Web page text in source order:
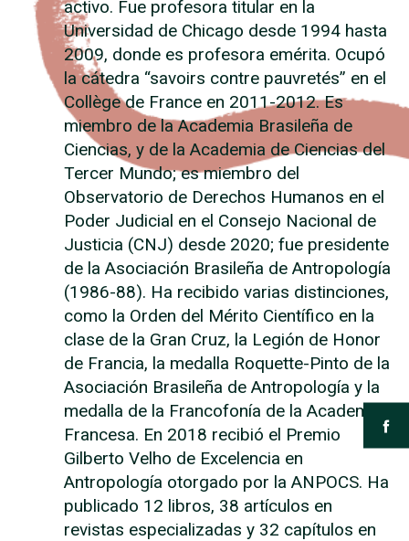
activo. Fue profesora titular en la
Universidad de Chicago desde 1994 hasta
2009, donde es profesora emérita. Ocupó
la cátedra “savoirs contre pauvretés” en el
Collège de France en 2011-2012. Es
miembro de la Academia Brasileña de
Ciencias, y de la Academia de Ciencias del
Tercer Mundo; es miembro del
Observatorio de Derechos Humanos en el
Poder Judicial en el Consejo Nacional de
Justicia (CNJ) desde 2020; fue presidente
de la Asociación Brasileña de Antropología
(1986-88). Ha recibido varias distinciones,
como la Orden del Mérito Científico en la
clase de la Gran Cruz, la Legión de Honor
de Francia, la medalla Roquette-Pinto de la
Asociación Brasileña de Antropología y la
medalla de la Francofonía de la Academia
Francesa. En 2018 recibió el Premio
Gilberto Velho de Excelencia en
Antropología otorgado por la ANPOCS. Ha
publicado 12 libros, 38 artículos en
revistas especializadas y 32 capítulos en